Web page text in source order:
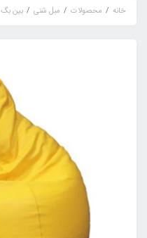
خانه محصولات مبل شنی بین بگ